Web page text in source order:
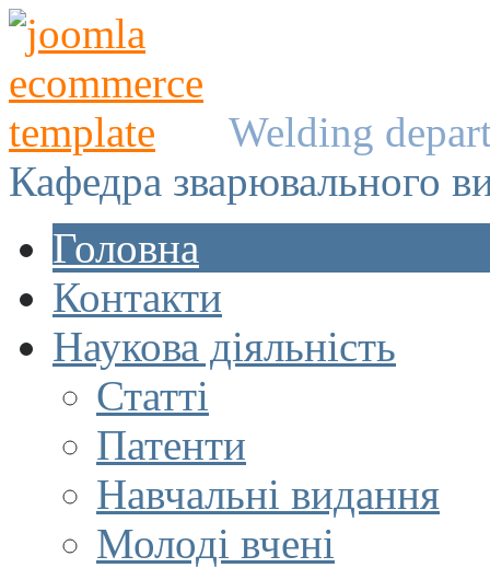
Welding
Кафедра зварювального
Головна
Контакти
Наукова діяльність
Статті
Патенти
Навчальні видання
Молоді вчені